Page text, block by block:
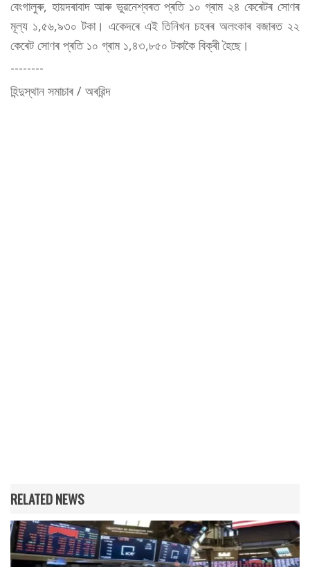
বেংগালুৰু, হায়দৰাবাদ আৰু ভুৱনেশ্বৰত প্ৰতি ১০ গ্ৰাম ২৪ কেৰেটৰ সোণৰ
মূল্য ১,৫৬,৯৩০ টকা। একেদৰে এই তিনিখন চহৰৰ অলংকাৰ বজাৰত ২২
কেৰেট সোণৰ প্ৰতি ১০ গ্ৰাম ১,৪৩,৮৫০ টকাকৈ বিক্ৰী হৈছে।
--------
হিন্দুস্থান সমাচাৰ / অৰৱিন্দ
RELATED NEWS